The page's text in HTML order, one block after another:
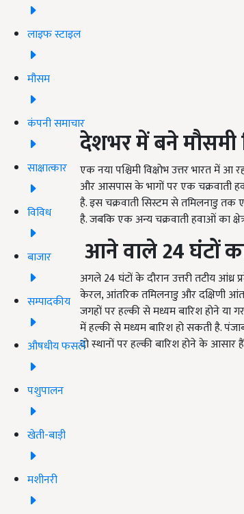
लाइफ स्टाइल
मौसम
कंपनी समाचार
साक्षात्कार
विविध
बाजार
सम्पादकीय
औषधीय फसलें
पशुपालन
खेती-बाड़ी
मशीनरी
देशभर में बने मौसमी
एक नया पश्चिमी विक्षोभ उत्तर भारत में आ
और आसपास के भागों पर एक चक्रवाती
है. इस चक्रवाती सिस्टम से तमिलनाडु तक
है. जबकि एक अन्य चक्रवाती हवाओं का
आने वाले 24घंटों
अगले 24 घंटों के दौरान उत्तरी तटीय
केरल, आंतरिक तमिलनाडु और दक्षिणी
जगहों पर हल्की से मध्यम बारिश होने या
में हल्की से मध्यम बारिश हो सकती है.
दो स्थानों पर हल्की बारिश होने के आसार